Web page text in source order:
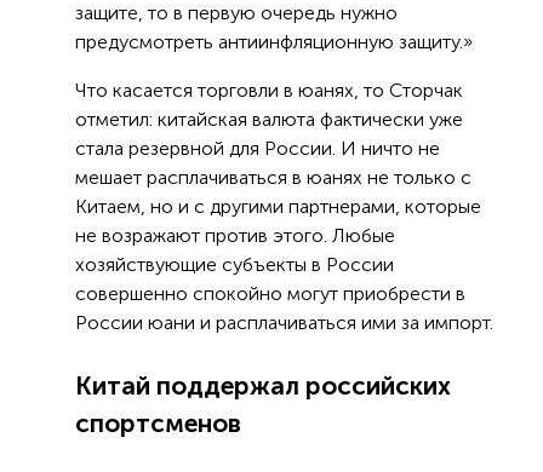
защите, то в первую очередь нужно
предусмотреть антиинфляционную защиту.»
Что касается торговли в юанях, то Сторчак
отметил: китайская валюта фактически уже
стала резервной для России. И ничто не
мешает расплачиваться в юанях не только с
Китаем, но и с другими партнерами, которые
не возражают против этого. Любые
хозяйствующие субъекты в России
совершенно спокойно могут приобрести в
России юани и расплачиваться ими за импорт.
Китай поддержал российских
спортсменов